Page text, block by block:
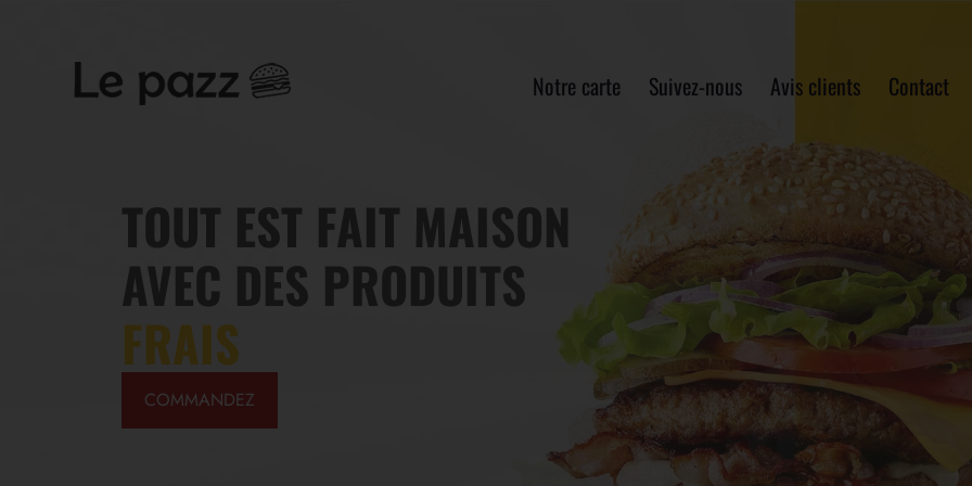
Notre carte Suivez-nous Avis clients Contact
TOUT EST FAIT MAISON
AVEC DES PRODUITS
FRAIS
COMMANDEZ
TOUT EST FAIT MAISON
AVEC DES PRODUITS
FRAIS
COMMANDEZ